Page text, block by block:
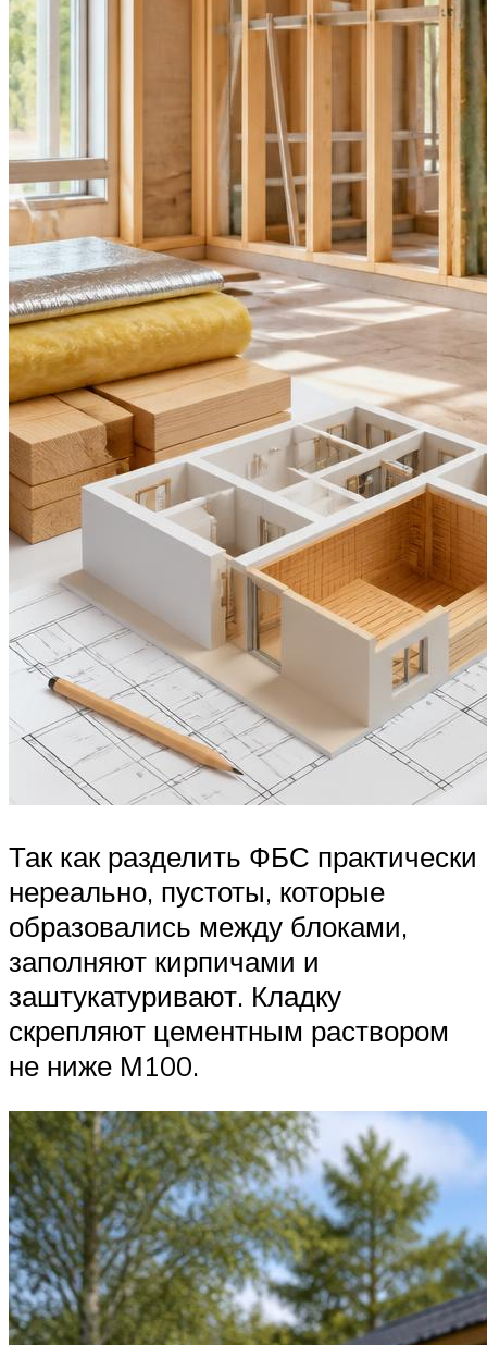
Так как разделить ФБС практически
нереально, пустоты, которые
образовались между блоками,
заполняют кирпичами и
заштукатуривают. Кладку
скрепляют цементным раствором
не ниже М100.